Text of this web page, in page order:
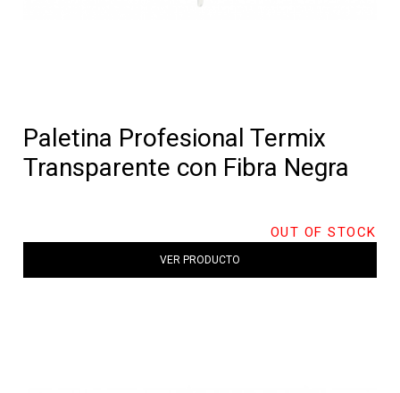
Paletina Profesional Termix
Transparente con Fibra Negra
OUT OF STOCK
VER PRODUCTO